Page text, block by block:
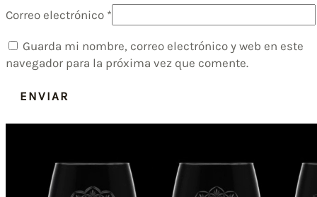
Correo electrónico *
Guarda mi nombre, correo electrónico y web en este
navegador para la próxima vez que comente.